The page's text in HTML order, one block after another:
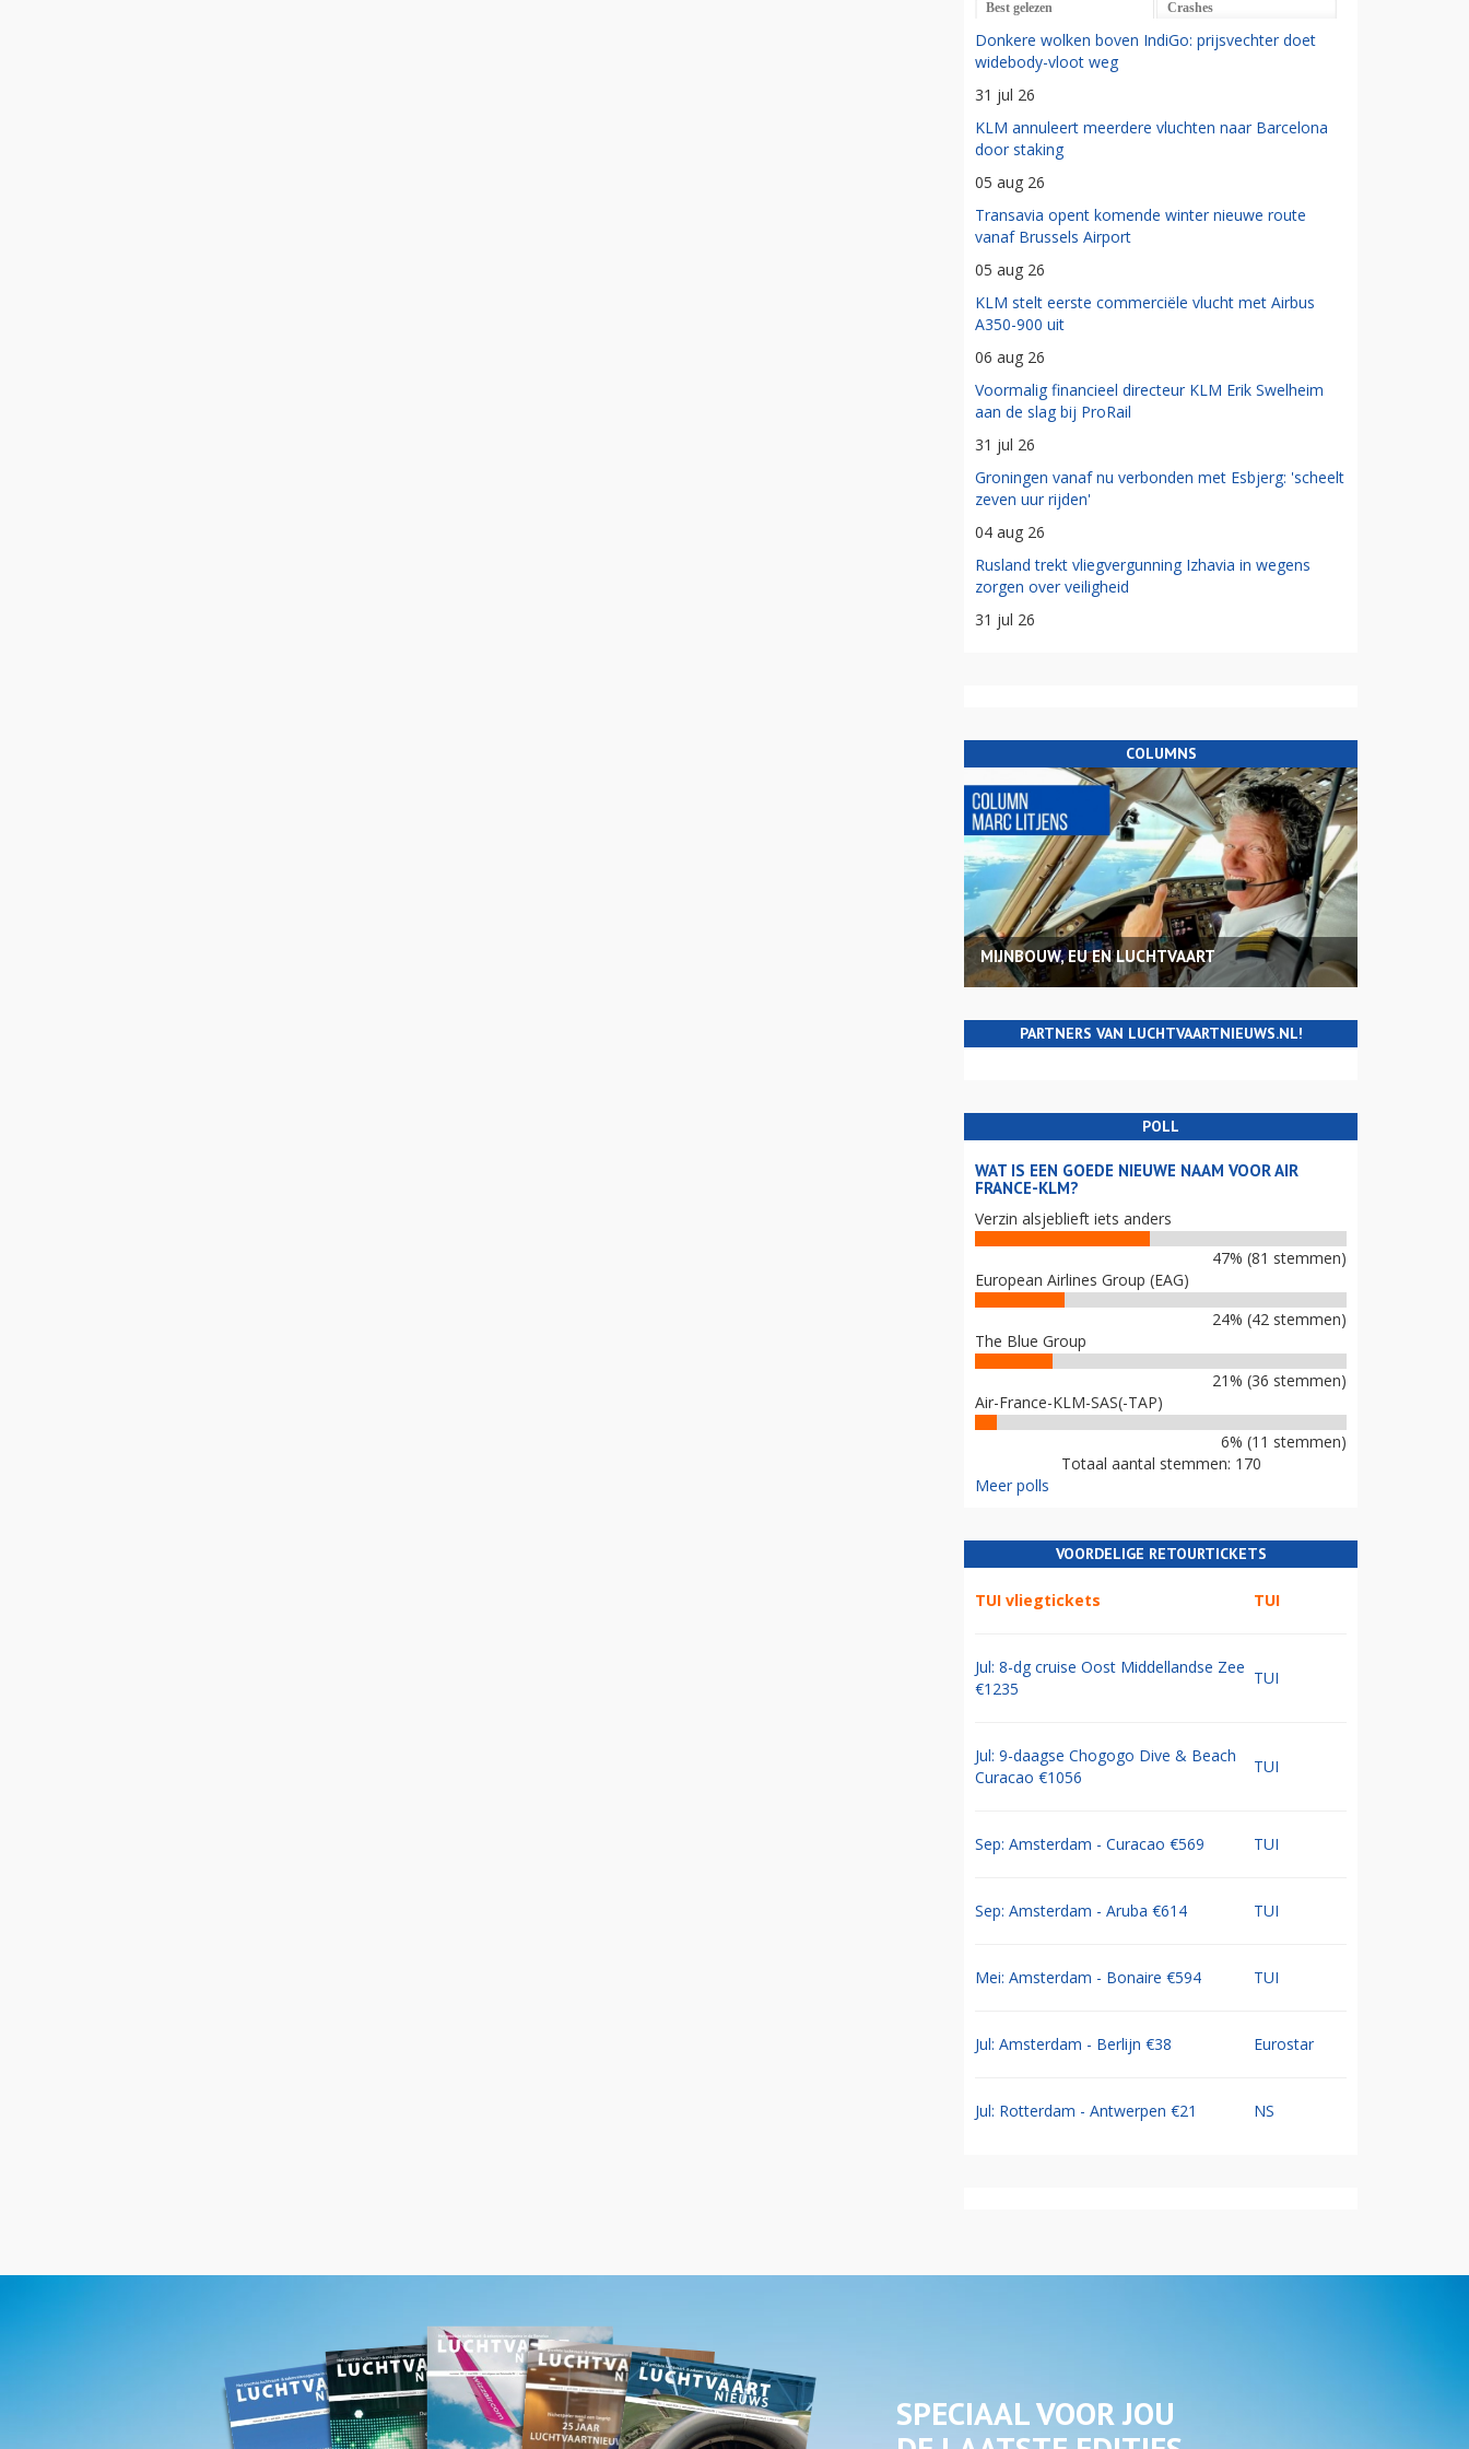
Best gelezen Crashes
Donkere wolken boven IndiGo: prijsvechter doet
widebody-vloot weg
31 jul 26
KLM annuleert meerdere vluchten naar Barcelona
door staking
05 aug 26
Transavia opent komende winter nieuwe route
vanaf Brussels Airport
05 aug 26
KLM stelt eerste commerciële vlucht met Airbus
A350-900 uit
06 aug 26
Voormalig financieel directeur KLM Erik Swelheim
aan de slag bij ProRail
31 jul 26
Groningen vanaf nu verbonden met Esbjerg: 'scheelt
zeven uur rijden'
04 aug 26
Rusland trekt vliegvergunning Izhavia in wegens
zorgen over veiligheid
31 jul 26
COLUMNS
MIJNBOUW, EU EN LUCHTVAART
PARTNERS VAN LUCHTVAARTNIEUWS.NL!
POLL
WAT IS EEN GOEDE NIEUWE NAAM VOOR AIR
FRANCE-KLM?
Verzin alsjeblieft iets anders
47% (81 stemmen)
European Airlines Group (EAG)
24% (42 stemmen)
The Blue Group
21% (36 stemmen)
Air-France-KLM-SAS(-TAP)
6% (11 stemmen)
Totaal aantal stemmen: 170
Meer polls
VOORDELIGE RETOURTICKETS
TUI vliegtickets TUI
Jul: 8-dg cruise Oost Middellandse Zee
€1235
TUI
Jul: 9-daagse Chogogo Dive & Beach
Curacao €1056
TUI
Sep: Amsterdam - Curacao €569 TUI
Sep: Amsterdam - Aruba €614 TUI
Mei: Amsterdam - Bonaire €594 TUI
Jul: Amsterdam - Berlijn €38 Eurostar
Jul: Rotterdam - Antwerpen €21 NS
SPECIAAL VOOR JOU